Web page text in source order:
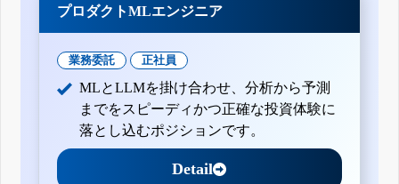
プロダクトMLエンジニア
業務委託 正社員
MLとLLMを掛け合わせ、分析から予測
までをスピーディかつ正確な投資体験に
落とし込むポジションです。
Detail